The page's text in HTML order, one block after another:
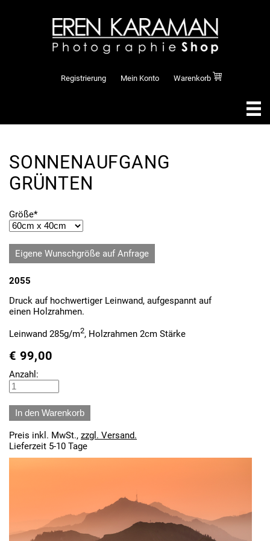
Registrierung Mein Konto Warenkorb
SONNENAUFGANG
GRÜNTEN
Pflichtfeld
Größe*
Eigene Wunschgröße auf Anfrage
2055
Druck auf hochwertiger Leinwand, aufgespannt auf
einen Holzrahmen.
Leinwand 285g/m2, Holzrahmen 2cm Stärke
€ 99,00
Anzahl:
Preis inkl. MwSt., zzgl. Versand.
Lieferzeit 5-10 Tage